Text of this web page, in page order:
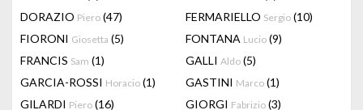
DORAZIO Piero (47) FERMARIELLO Sergio (10)
FIORONI Giosetta (5) FONTANA Lucio (9)
FRANCIS Sam (1) GALLI Aldo (5)
GARCIA-ROSSI Horacio (1) GASTINI Marco (1)
GILARDI Piero (16) GIORGI Fabrizio (3)